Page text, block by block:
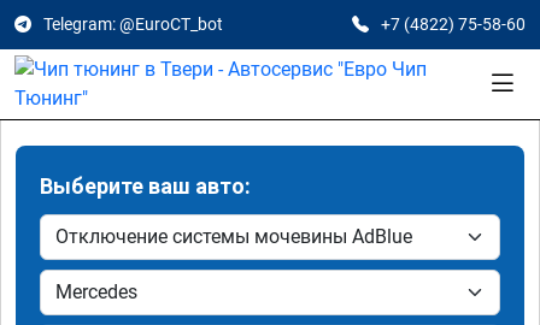
Telegram: @EuroCT_bot +7 (4822) 75-58-60
Выберите ваш авто: